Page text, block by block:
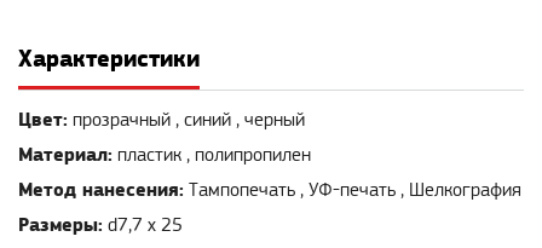
Характеристики
Цвет: прозрачный , синий , черный
Материал: пластик , полипропилен
Метод нанесения: Тампопечать , УФ-печать , Шелкография
Размеры: d7,7 х 25